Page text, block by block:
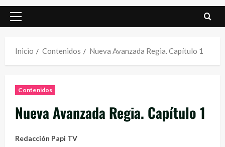
Menú
Inicio
Contenidos Nueva Avanzada Regia. Capítulo 1
Contenidos
Nueva Avanzada Regia. Capítulo 1
Redacción Papi TV